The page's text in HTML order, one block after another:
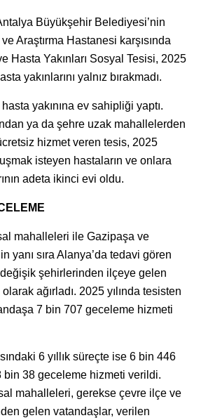
Büyükşehir Belediyesi’nin
Araştırma Hastanesi karşısında
Hasta Yakınları Sosyal Tesisi, 2025
yakınlarını yalnız bırakmadı.
yakınına ev sahipliği yaptı.
ya da şehre uzak mahallelerden
hizmet veren tesis, 2025
isteyen hastaların ve onlara
adeta ikinci evi oldu.
mahalleleri ile Gazipaşa ve
yanı sıra Alanya’da tedavi gören
değişik şehirlerinden ilçeye gelen
ağırladı. 2025 yılında tesisten
7 bin 707 geceleme hizmeti
6 yıllık süreçte ise 6 bin 446
bin 38 geceleme hizmeti verildi.
mahalleleri, gerekse çevre ilçe ve
gelen vatandaşlar, verilen